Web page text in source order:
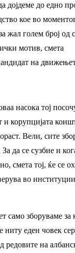
дојдеме до едно
кое во
жал голем број од
мотив, смета
на
насока тој
корупцијата
Вели, сите
да се сузбие и
смета тој, ќе се
во
само зборуваме за
ниту еден човек
редовите на